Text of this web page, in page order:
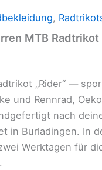
,
MTB Radtrikot
„Rider“ —
und Rennrad,
nach
in Burladingen. In
Werktagen für